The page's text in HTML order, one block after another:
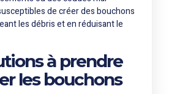
de créer des bouchons
les débris et en réduisant le
à prendre
les bouchons